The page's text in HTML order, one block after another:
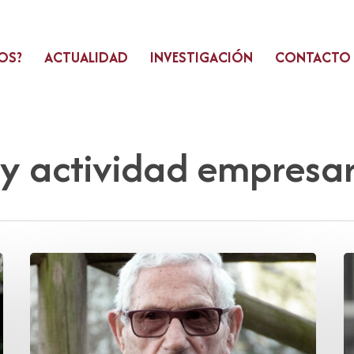
ACTUALIDAD INVESTIGACIÓN CONTACTO
actividad
José
Manzanal
Alles